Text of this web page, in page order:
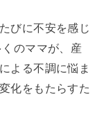
びに不安を感じ
のママが、産
よる不調に悩ま
化をもたらすた